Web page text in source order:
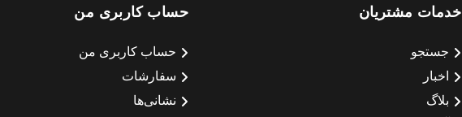
خدمات مشتریان
جستجو
اخبار
بلاگ
حساب کاربری من
حساب کاربری من
سفارشات
نشانی‌ها